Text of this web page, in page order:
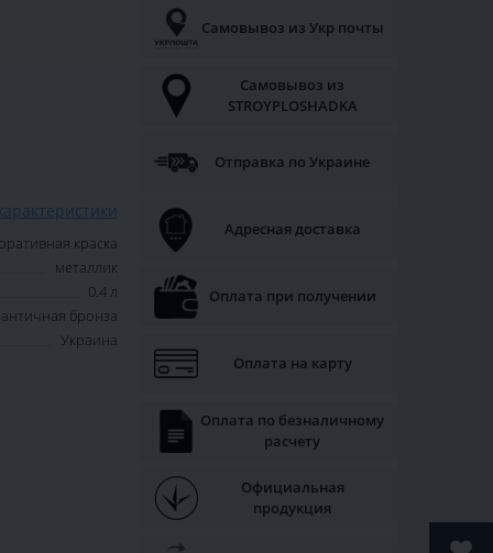
краска
металлик
0.4 л
античная бронза
Украина
Самовывоз из Укр почты
Самовывоз из
STROYPLOSHADKA
Отправка по Украине
Адресная доставка
Оплата при получении
Оплата на карту
Оплата по безналичному
расчету
Официальная
продукция